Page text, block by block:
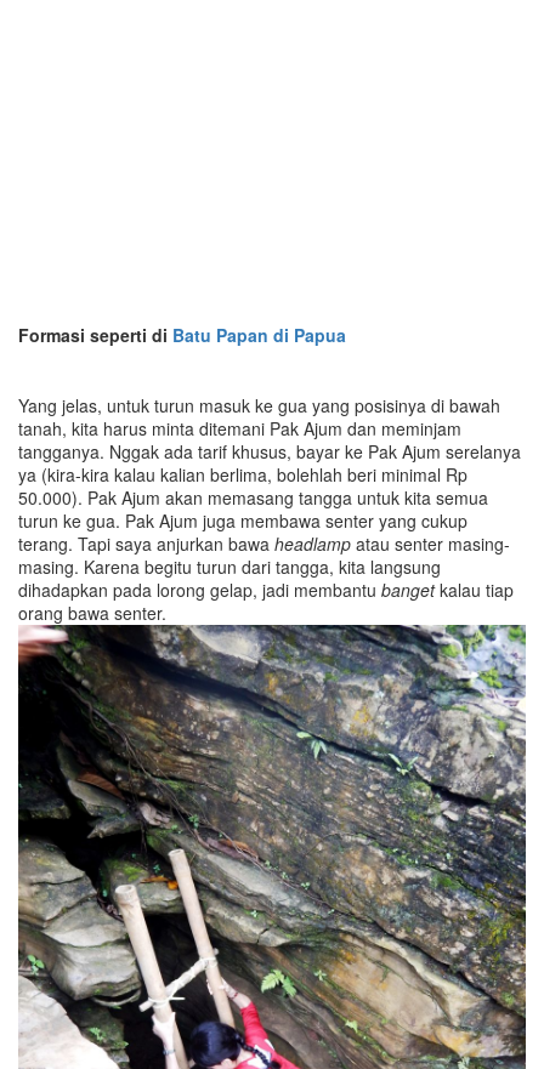
Formasi seperti di Batu Papan di Papua
Yang jelas, untuk turun masuk ke gua yang posisinya di bawah
tanah, kita harus minta ditemani Pak Ajum dan meminjam
tangganya. Nggak ada tarif khusus, bayar ke Pak Ajum serelanya
ya (kira-kira kalau kalian berlima, bolehlah beri minimal Rp
50.000). Pak Ajum akan memasang tangga untuk kita semua
turun ke gua. Pak Ajum juga membawa senter yang cukup
terang. Tapi saya anjurkan bawa headlamp atau senter masing-
masing. Karena begitu turun dari tangga, kita langsung
dihadapkan pada lorong gelap, jadi membantu bangetkalau tiap
orang bawa senter.